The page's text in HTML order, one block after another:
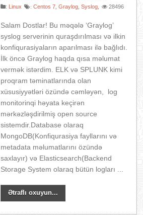
: Linux :Centos 7 ,Graylog ,Syslog 28496
Salam Dostlar! Bu məqələ ‘Graylog’
syslog serverinin quraşdırılması və ilkin
konfiqurasiyaların aparılması ilə bağlıdı.
İlk öncə Graylog haqda qısa məlumat
vermək istərdim. ELK və SPLUNK kimi
proqram təminatlarında olan
xüsusiyyətləri özündə cəmləyən, log
monitorinqi həyata keçirən
mərkəzləşdirilmiş open source
sistemdir.Database olaraq
MongoDB(Konfiqurasiya fayllarını və
metadata məlumatlarını özündə
saxlayır) və Elasticsearch(Backend
Storage System olaraq bütün logları ...
Ətraflı oxuyun...